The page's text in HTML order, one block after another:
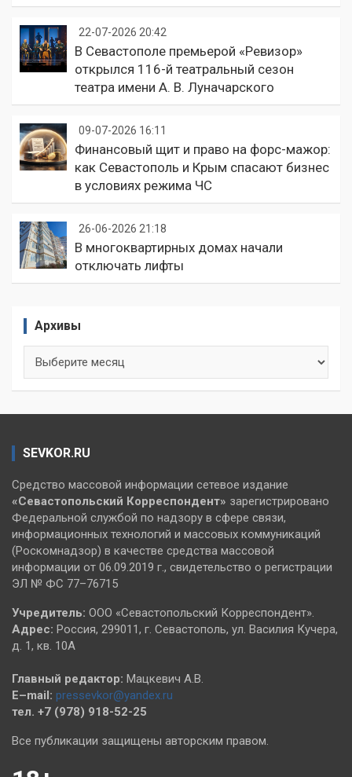
22-07-2026 20:42
В Севастополе премьерой «Ревизор»
открылся 116-й театральный сезон
театра имени А. В. Луначарского
09-07-2026 16:11
Финансовый щит и право на форс-мажор:
как Севастополь и Крым спасают бизнес
в условиях режима ЧС
26-06-2026 21:18
В многоквартирных домах начали
отключать лифты
Архивы
SEVKOR.RU
Средство массовой информации сетевое издание
«Севастопольский Корреспондент» зарегистрировано
Федеральной службой по надзору в сфере связи,
информационных технологий и массовых коммуникаций
(Роскомнадзор) в качестве средства массовой
информации от 06.09.2019 г., свидетельство о регистрации
ЭЛ № ФС 77–76715
Учредитель: ООО «Севастопольский Корреспондент».
Адрес: Россия, 299011, г. Севастополь, ул. Василия Кучера,
д. 1, кв. 10А
Главный редактор: Мацкевич А.В.
E–mail: pressevkor@yandex.ru
тел. +7 (978) 918-52-25
Все публикации защищены авторским правом.